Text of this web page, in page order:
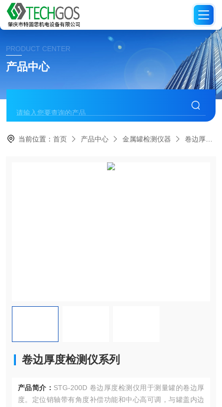
PRODUCT CENTER
产品中心
当前位置：首页 产品中心 金属罐检测仪器 卷边厚度翻边宽度检测仪
卷边厚度检测仪系列
产品简介： STG-200D 卷边厚度检测仪用于测量罐的卷边厚
度。定位销轴带有角度补偿功能和中心高可调，与罐盖内边